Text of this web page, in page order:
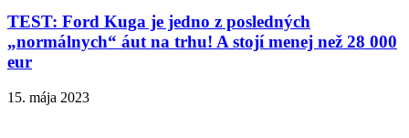
TEST: Ford Kuga je jedno z posledných
„normálnych“ áut na trhu! A stojí menej než 28 000
eur
15. mája 2023